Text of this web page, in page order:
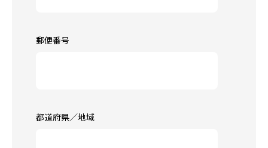
郵便番号
都道府県／地域